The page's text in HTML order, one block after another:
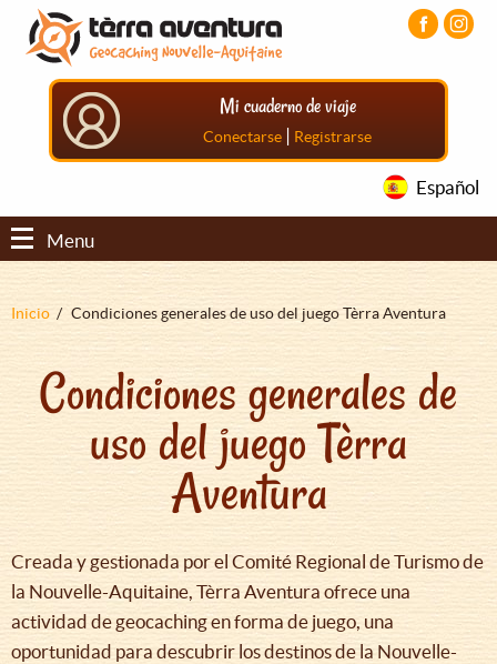
Pasar
contenido
principal
Pasar
menú
principal
Pasar
principal
Mi cuaderno de viaje
Conectarse | Registrarse
Español
Menu
Sobrescribir
ayuda
la
navegación
Inicio Condiciones generales de uso del juego Tèrra Aventura
Condiciones generales de
uso del juego Tèrra
Aventura
Creada y gestionada por el Comité Regional de Turismo de
la Nouvelle-Aquitaine, Tèrra Aventura ofrece una
actividad de geocaching en forma de juego, una
oportunidad para descubrir los destinos de la Nouvelle-